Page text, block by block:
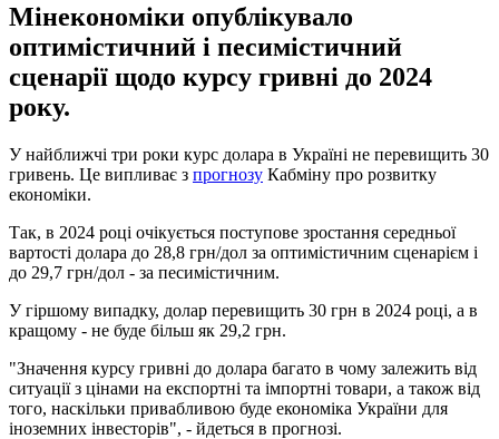
Мінекономіки опублікувало
оптимістичний і песимістичний
сценарії щодо курсу гривні до 2024
року.
У найближчі три роки курс долара в Україні не перевищить 30
гривень. Це випливає з прогнозу Кабміну про розвитку
економіки.
Так, в 2024 році очікується поступове зростання середньої
вартості долара до 28,8 грн/дол за оптимістичним сценарієм і
до 29,7 грн/дол - за песимістичним.
У гіршому випадку, долар перевищить 30 грн в 2024 році, а в
кращому - не буде більш як 29,2 грн.
"Значення курсу гривні до долара багато в чому залежить від
ситуації з цінами на експортні та імпортні товари, а також від
того, наскільки привабливою буде економіка України для
іноземних інвесторів", - йдеться в прогнозі.